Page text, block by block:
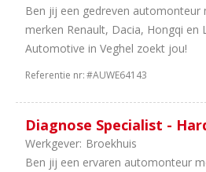
Bus
Vakorganisaties
Leasing
Autoverhuur
Finance
Ben jij een gedreven automonteur
merken Renault, Dacia, Hongqi en
Automotive in Veghel zoekt jou!
Referentie nr:#AUWE64143
Diagnose Specialist -
Werkgever: Broekhuis
Ben jij een ervaren automonteur